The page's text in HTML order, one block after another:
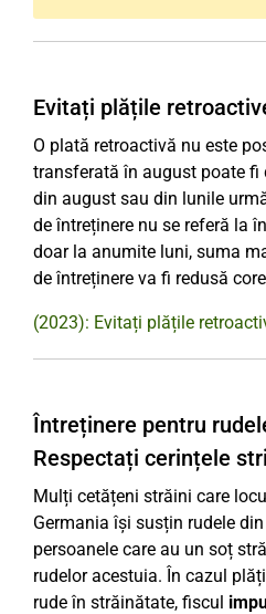
Evitați plățile
O plată retroactivă nu este
transferată în august poate fi
din august sau din lunile
de întreținere nu se referă la
doar la anumite luni, suma
de întreținere va fi redusă
(2023): Evitați plățile
Întreținere pentru
Respectați cerințele
Mulți cetățeni străini care
Germania își susțin rudele
persoanele care au un soț
rudelor acestuia. În cazul
rude în străinătate, fiscul